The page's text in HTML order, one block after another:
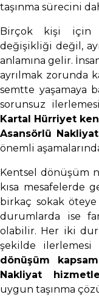
taşınma sürecini
Birçok kişi için
değişikliği değil,
anlamına gelir.
ayrılmak zorunda
semtte yaşamaya
sorunsuz
Kartal Hürriyet
Asansörlü
önemli
Kentsel dönüşüm
kısa mesafelerde
birkaç sokak
durumlarda ise
olabilir. Her iki
şekilde ilerlemesi
dönüşüm
Nakliyat
uygun taşınma